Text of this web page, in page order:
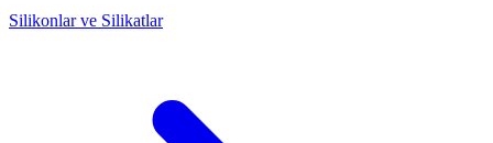
Silikonlar ve Silikatlar